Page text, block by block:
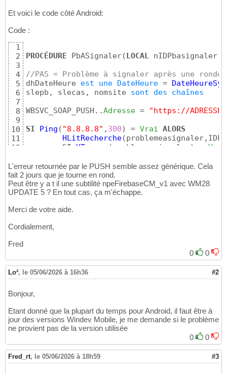
14
16
17
18
19
20
21
22
23
24
25
26
27
28
31
32
33
34
36
37
38
39
41
42
43
45
47
48
49
51
52
// Chemin du fichier sur le serveur
// Lecture du fichier JSON
SI
fFichierExiste(sCheminFichierJson)
SI fChargeTexte sCheminFichierJson
SINON
		sContenuJson	=
RENVOYER "Json
SINON
FIN
SINON
FIN
ListeReponse = ListeIdentifiantsAndroid(
SI ListeReponse..Occurrence > 0 ALORS
TableauAjoute(
FIN
// On gère le fait que les
// S'il y a plus de destinataires il
POUR i =
Et voici le code côté Android:
Code :
1
2
3
4
5
6
7
8
9
10
11
12
14
15
16
17
19
21
22
23
25
26
28
30
31
32
34
35
PROCÉDURE PbASignaler( LOCAL nIDPbasignaler
//PAS = Problème à signaler après une ronde
dhDateHeure est une DateHeure = DateHeureSys
slepb, slecas, nomsite sont des
chaînes
WBSVC_SOAP_PUSH..Adresse =
"https://
SI
Ping ( "8.8.8.8" , 300) = Vrai ALORS
HLitRecherche(
SI
HTrouve ( problemeasignaler )
Vrai
FIN
HLitRecherche(sites,IDSite,nIDSite
SI
HTrouve(sites) =
FIN
	= nIDClient
=
	rondesdédiéesenlive.
IDAgent
=
	rondesdédiéesenlive.
SELON nIDPbasignaler
CAS = 1
CAS = 2
L'erreur retournée par le PUSH semble assez générique. Cela
fait 2 jours que je tourne en rond.
Peut être y a t il une subtilité npeFirebaseCM_v1 avec WM28
UPDATE 5 ? En tout cas, ça m'échappe.
Merci de votre aide.
Cordialement,
Fred
0
0
Lo², le 05/06/2026 à 16h36 #2
Bonjour,
Etant donné que la plupart du temps pour Android, il faut être à
jour des versions Windev Mobile, je me demande si le problème
ne provient pas de la version utilisée
0
0
Fred_rt, le 05/06/2026 à 18h59 #3